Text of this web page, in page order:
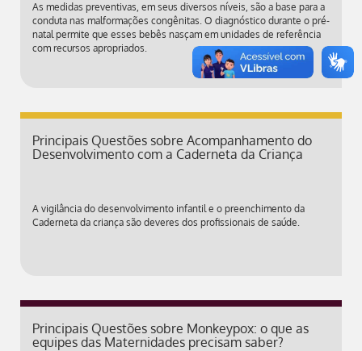
As medidas preventivas, em seus diversos níveis, são a base para a
conduta nas malformações congênitas. O diagnóstico durante o pré-
natal permite que esses bebês nasçam em unidades de referência
com recursos apropriados.
Principais Questões sobre Acompanhamento do
Desenvolvimento com a Caderneta da Criança
A vigilância do desenvolvimento infantil e o preenchimento da
Caderneta da criança são deveres dos profissionais de saúde.
Principais Questões sobre Monkeypox: o que as
equipes das Maternidades precisam saber?